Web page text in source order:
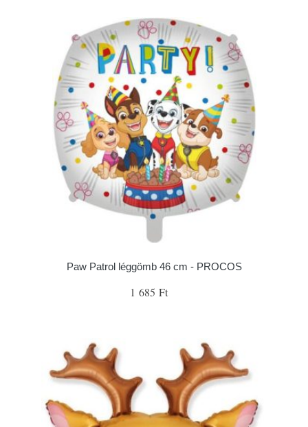
Paw Patrol léggömb 46 cm - PROCOS
1 685 Ft